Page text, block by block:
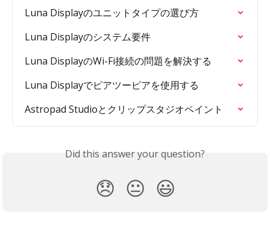
Luna Displayのユニットタイプの選び方
Luna Displayのシステム要件
Luna DisplayのWi-Fi接続の問題を解決する
Luna Displayでピアツーピアを使用する
Astropad Studioとクリップスタジオペイント
Did this answer your question?
😞 😐 😃